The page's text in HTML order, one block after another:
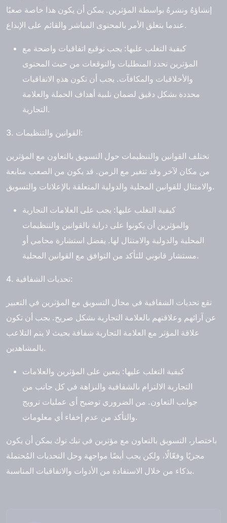
إنشاؤهُ ونشرهُ بواسطة المؤثرين. يمكن أن يكون هذا خاصة صعبًا
عندما يتعلق الأمر بالمحتوى المباشر والقائم على الإبداع.
كيفية التغلب عليها: يجب توقيع اتفاقيات واضحة مع
المؤثرين تحدد المتطلبات والتوقعات من حيث المحتوى
والأخلاقيات والمكافآت. يجب أن تكون هذهِ الاتفاقيات
محددة بشكل دقيق لضمان تلبية أهداف الحملة والعلامة
التجارية.
3. القوانين والتنظيمات:
تختلف القوانين والتنظيمات حول التسويق بالتعاون مع المؤثرين
من مكان لآخر وقد تتغير مع الزمن. قد يكون من الصعب متابعة
والامتثال للقوانين المحلية والدولية المتعلقة بالإعلانات والتسويق.
كيفية التغلب عليها: يجب على العلامات التجارية
والمؤثرين أن يكونوا على دراية بالقوانين والتنظيمات
المحلية والدولية والامتثال لها. يفضل استشارة محامي أو
مستشار قانوني للتأكد من التوافق مع القوانين المحلية.
4. تحديات الشفافية:
تقع تحديات الشفافية في مجال التسويق مع المؤثرين في التعبير
عن آرائهم وعلاقتهم بالعلامة التجارية بشكل صريح. يجب أن تكون
علاقة المؤثر مع العلامة التجارية شفافة بحيث لا يتم التلاعب
بالمشاهدين.
كيفية التغلب عليها: يتعين على المؤثرين والعلامات
التجارية الالتزام بالشفافية والنزاهة في كل جانب من
جوانب التعاون. من الضروري توضيح أي عمليات ترويج
والتأكد من عدم إخفاء أي معلومات.
باختصار، التسويق بالتعاون مع مؤثرين في تيك توك يمكن أن يكون
مجزيًا وفعّالًا، ولكن يجب أيضًا مواجهة وحل التحديات المُحتملة
بذكاء من خلال الاستفادة من الأدوات والاتفاقيات المناسبة.